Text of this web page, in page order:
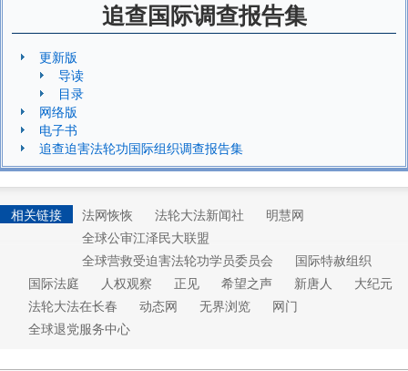
追查国际调查报告集
更新版
导读
目录
网络版
电子书
追查迫害法轮功国际组织调查报告集
相关链接 法网恢恢 法轮大法新闻社
明慧网
全球公审江泽民大联盟
全球营救受迫害法轮功学员委员会
国际特赦组织
国际法庭
人权观察 正见 希望之声 新唐人
大纪元
法轮大法在长春
动态网 无界浏览
网门
全球退党服务中心